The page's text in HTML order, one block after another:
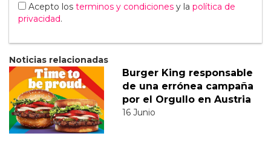
Acepto los terminos y condiciones y la política de
privacidad.
Noticias relacionadas
Burger King responsable
de una errónea campaña
por el Orgullo en Austria
16 Junio